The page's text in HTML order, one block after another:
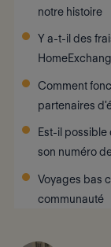
notre histoire
Y a-t-il des
Comment
partenaires
Est-il
son numéro
Voyages bas
communauté